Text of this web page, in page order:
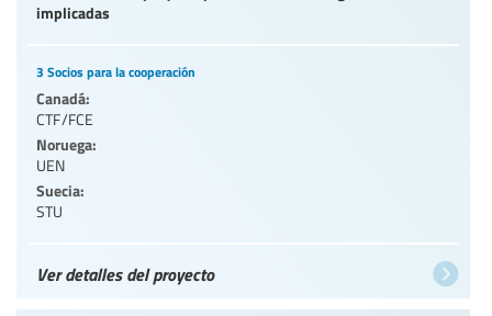
implicadas
3 Socios para la cooperación
Canadá:
CTF/FCE
Noruega:
UEN
Suecia:
STU
Ver detalles del proyecto